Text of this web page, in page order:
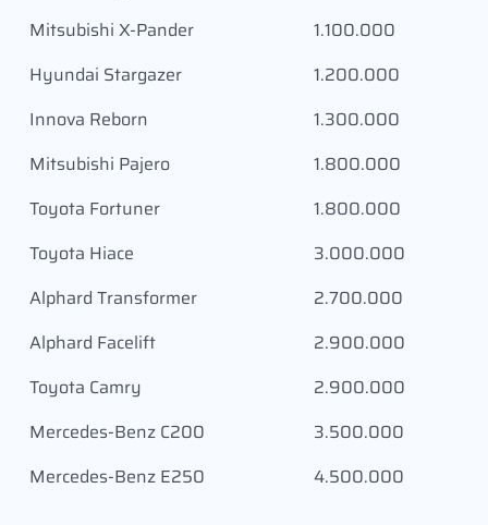
Mitsubishi X-Pander
1.100.000
Hyundai Stargazer
1.200.000
Innova Reborn
1.300.000
Mitsubishi Pajero
1.800.000
Toyota Fortuner
1.800.000
Toyota Hiace
3.000.000
Alphard Transformer
2.700.000
Alphard Facelift
2.900.000
Toyota Camry
2.900.000
Mercedes-Benz C200
3.500.000
Mercedes-Benz E250
4.500.000